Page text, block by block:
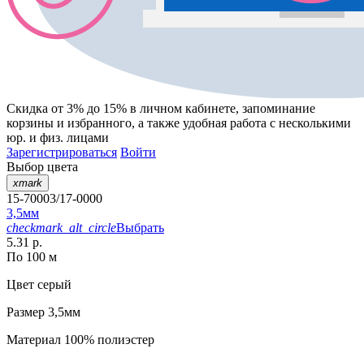
Скидка от 3% до 15% в личном кабинете, запоминание
корзины и избранного, а также удобная работа с несколькими
юр. и физ. лицами
Зарегистрироваться Войти
Выбор цвета
xmark
15-70003/17-0000
3,5мм
checkmark_alt_circleВыбрать
5.31 р.
По 100 м
Цвет серый
Размер 3,5мм
Материал 100% полиэстер